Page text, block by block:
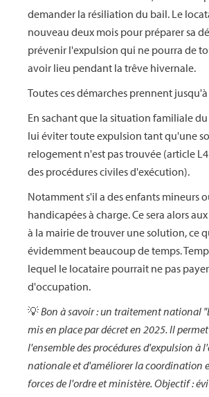
demander la résiliation du bail. Le
nouveau deux mois pour préparer sa
prévenir l'expulsion qui ne pourra de
avoir lieu pendant la trêve hivernale.
Toutes ces démarches prennent
En sachant que la situation familiale
lui éviter toute expulsion tant qu'une
relogement n'est pas trouvée (article
des procédures civiles d'exécution).
Notamment s'il a des enfants mineurs
handicapées à charge. Ce sera alors
à la mairie de trouver une solution, ce
évidemment beaucoup de temps.
lequel le locataire pourrait ne pas
d'occupation.
💡Bon à savoir : un traitement national
mis en place par décret en 2025. Il
l'ensemble des procédures d'expulsion à
nationale et d'améliorer la coordination
forces de l'ordre et ministère. Objectif :